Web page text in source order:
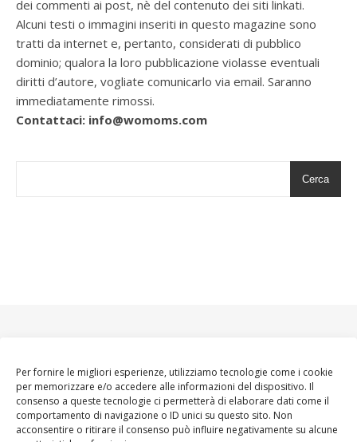
Per fornire le migliori esperienze, utilizziamo tecnologie come i cookie
per memorizzare e/o accedere alle informazioni del dispositivo. Il
consenso a queste tecnologie ci permetterà di elaborare dati come il
comportamento di navigazione o ID unici su questo sito. Non
acconsentire o ritirare il consenso può influire negativamente su alcune
dei commenti ai post, nè del contenuto dei siti linkati.
Alcuni testi o immagini inseriti in questo magazine sono
tratti da internet e, pertanto, considerati di pubblico
dominio; qualora la loro pubblicazione violasse eventuali
diritti d’autore, vogliate comunicarlo via email. Saranno
immediatamente rimossi.
Contattaci: info@womoms.com
Cerca